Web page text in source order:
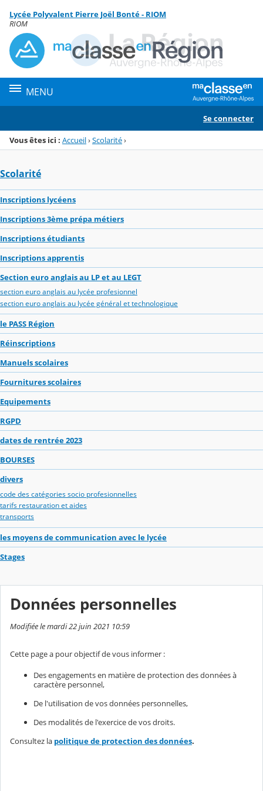
Menu de la rubrique
Contenu
Lycée Polyvalent Pierre Joël Bonté - RIOM
RIOM
MENU
Se connecter
Vous êtes ici : Accueil›Scolarité›
Scolarité
Inscriptions lycéens
Inscriptions 3ème prépa métiers
Inscriptions étudiants
Inscriptions apprentis
Section euro anglais au LP et au LEGT
section euro anglais au lycée profesionnel
section euro anglais au lycée général et technologique
le PASS Région
Réinscriptions
Manuels scolaires
Fournitures scolaires
Equipements
RGPD
dates de rentrée 2023
BOURSES
divers
code des catégories socio profesionnelles
tarifs restauration et aides
transports
les moyens de communication avec le lycée
Stages
Données personnelles
Modifiée le mardi 22 juin 2021 10:59
Cette page a pour objectif de vous informer :
Des engagements en matière de protection des données à
caractère personnel,
De l'utilisation de vos données personnelles,
Des modalités de l'exercice de vos droits.
Consultez la politique de protection des données.